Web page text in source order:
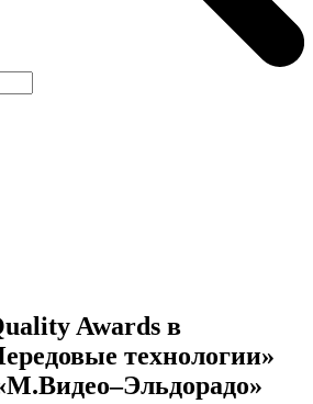
Awards в
технологии»